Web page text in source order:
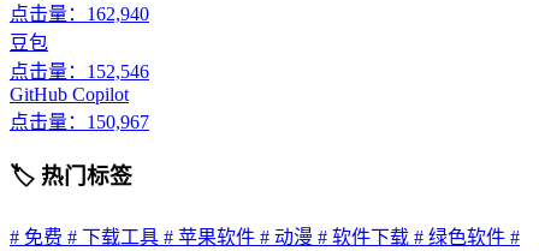
点击量：162,940
豆包
点击量：152,546
GitHub Copilot
点击量：150,967
🏷 热门标签
# 免费 # 下载工具 # 苹果软件 # 动漫 # 软件下载 # 绿色软件 #